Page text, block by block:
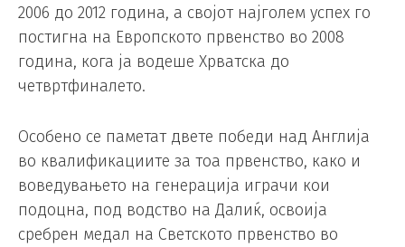
2006 до 2012 година, а својот најголем успех го
постигна на Европското првенство во 2008
година, кога ја водеше Хрватска до
четвртфиналето.
Особено се паметат двете победи над Англија
во квалификациите за тоа првенство, како и
воведувањето на генерација играчи кои
подоцна, под водство на Далиќ, освоија
сребрен медал на Светското првенство во